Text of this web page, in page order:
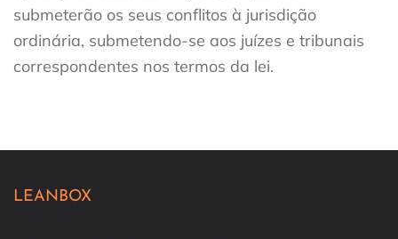
submeterão os seus conflitos à jurisdição
ordinária, submetendo-se aos juízes e tribunais
correspondentes nos termos da lei.
LEANBOX